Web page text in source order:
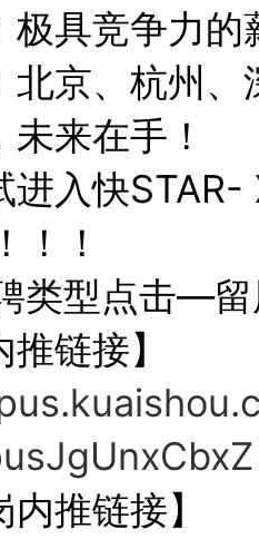
极具竞争力
北京、杭州
来在手！
进入快
！！
类型点击—
链接】
推链接】